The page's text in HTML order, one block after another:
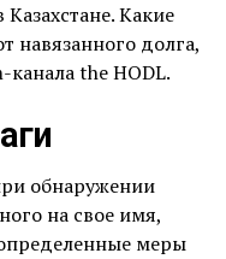
Какие
навязанного долга,
канала the HODL.
обнаружении
на свое имя,
меры